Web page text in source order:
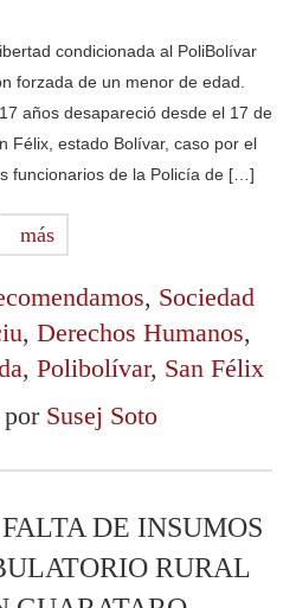
condicionada al PoliBolívar
forzada de un menor de edad.
años desapareció desde el 17 de
Félix, estado Bolívar, caso por el
funcionarios de la Policía de […]
más
, Sociedad
, Derechos Humanos,
, Polibolívar, San Félix
Susej Soto
DE INSUMOS
RURAL